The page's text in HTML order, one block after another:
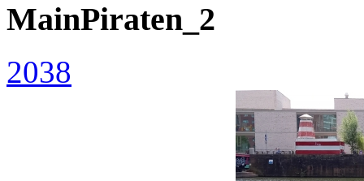
MainPiraten_2
2038